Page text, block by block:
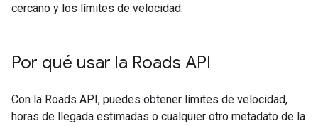
cercano y los límites de velocidad.
Por qué usar la Roads API
Con la Roads API, puedes obtener límites de velocidad,
horas de llegada estimadas o cualquier otro metadato de la